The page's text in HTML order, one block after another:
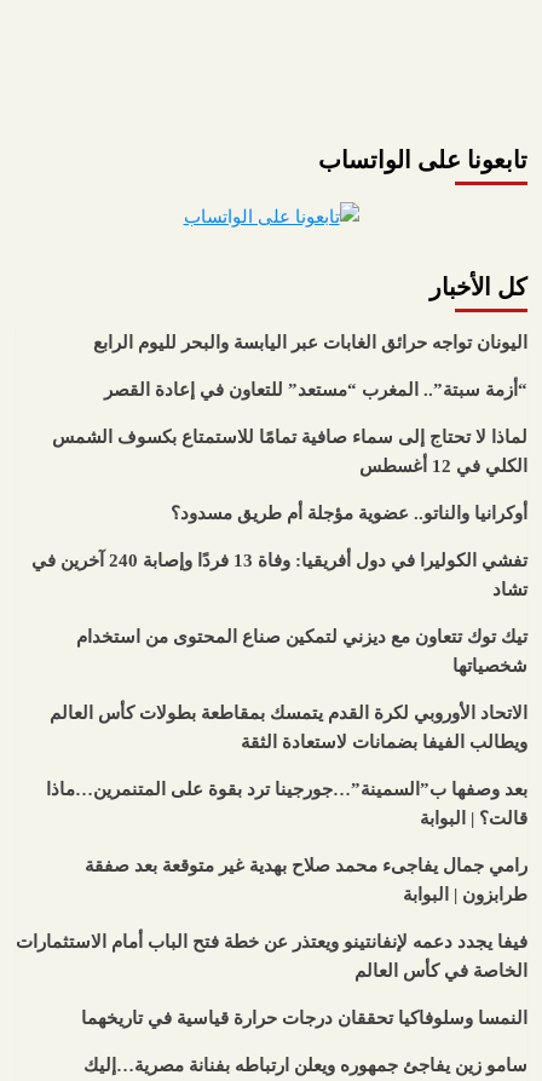
تابعونا على الواتساب
كل الأخبار
اليونان تواجه حرائق الغابات عبر اليابسة والبحر لليوم الرابع
“أزمة سبتة”.. المغرب “مستعد” للتعاون في إعادة القصر
لماذا لا تحتاج إلى سماء صافية تمامًا للاستمتاع بكسوف الشمس
الكلي في 12 أغسطس
أوكرانيا والناتو.. عضوية مؤجلة أم طريق مسدود؟
تفشي الكوليرا في دول أفريقيا: وفاة 13 فردًا وإصابة 240 آخرين في
تشاد
تيك توك تتعاون مع ديزني لتمكين صناع المحتوى من استخدام
شخصياتها
الاتحاد الأوروبي لكرة القدم يتمسك بمقاطعة بطولات كأس العالم
ويطالب الفيفا بضمانات لاستعادة الثقة
بعد وصفها ب”السمينة”…جورجينا ترد بقوة على المتنمرين…ماذا
قالت؟ | البوابة
رامي جمال يفاجىء محمد صلاح بهدية غير متوقعة بعد صفقة
طرابزون | البوابة
فيفا يجدد دعمه لإنفانتينو ويعتذر عن خطة فتح الباب أمام الاستثمارات
الخاصة في كأس العالم
النمسا وسلوفاكيا تحققان درجات حرارة قياسية في تاريخهما
سامو زين يفاجئ جمهوره ويعلن ارتباطه بفنانة مصرية…إليك